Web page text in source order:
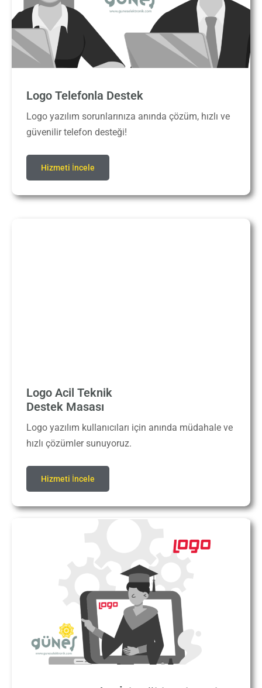
Logo Telefonla Destek
Logo yazılım sorunlarınıza anında çözüm, hızlı ve
güvenilir telefon desteği!
Hizmeti İncele
Logo Acil Teknik
Destek Masası
Logo yazılım kullanıcıları için anında müdahale ve
hızlı çözümler sunuyoruz.
Hizmeti İncele